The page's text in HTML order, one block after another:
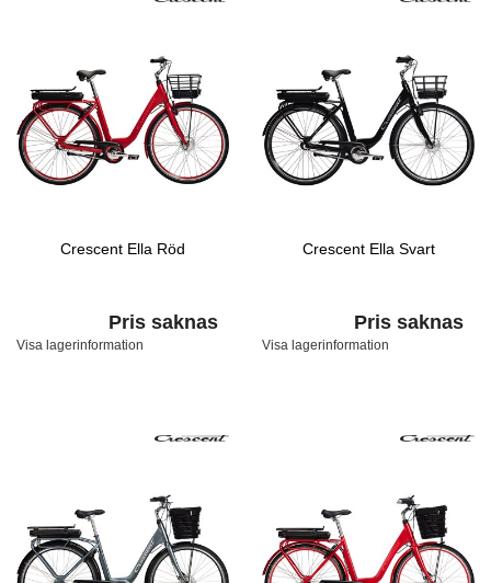
Crescent Ella Röd
Pris saknas
Visa lagerinformation
Crescent Ella Svart
Pris saknas
Visa lagerinformation